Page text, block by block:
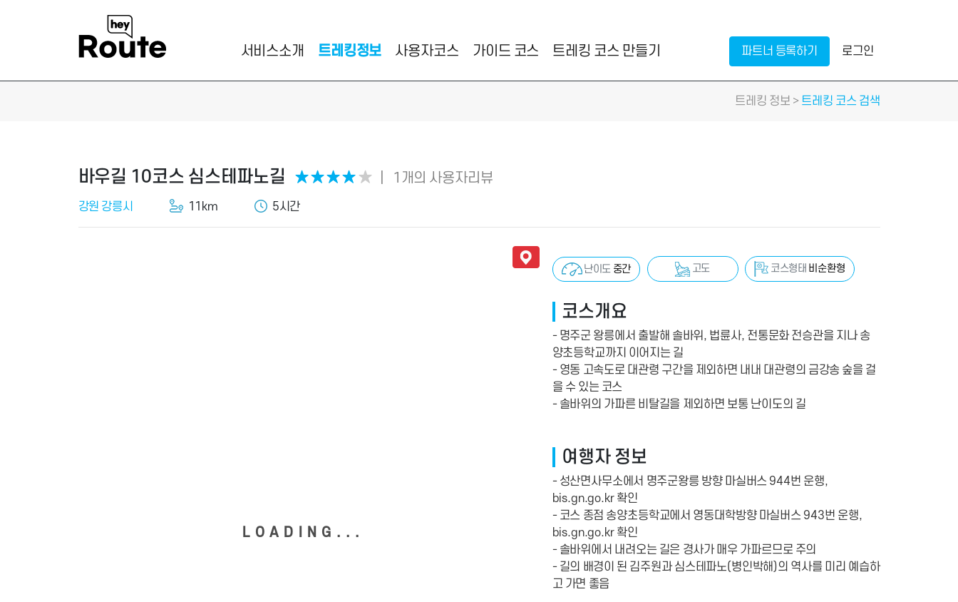
서비스소개 트레킹정보 사용자코스 가이드 코스 트레킹 코스 만들기 파트너 등록하기 로그인
트레킹 정보 > 트레킹 코스 검색
바우길 10코스 심스테파노길 ★★★★ ★ 1개의 사용자리뷰
강원 강릉시 11km 5시간
난이도 중간 고도 코스형태 비순환형
코스개요
- 명주군 왕릉에서 출발해 솔바위, 법륜사, 전통문화 전승관을 지나 송
양초등학교까지 이어지는 길
- 영동 고속도로 대관령 구간을 제외하면 내내 대관령의 금강송 숲을 걸
을 수 있는 코스
- 솔바위의 가파른 비탈길을 제외하면 보통 난이도의 길
여행자 정보
- 성산면사무소에서 명주군왕릉 방향 마실버스 944번 운행,
bis.gn.go.kr 확인
- 코스 종점 송양초등학교에서 영동대학방향 마실버스 943번 운행,
bis.gn.go.kr 확인
- 솔바위에서 내려오는 길은 경사가 매우 가파르므로 주의
- 길의 배경이 된 김주원과 심스테파노(병인박해)의 역사를 미리 예습하
고 가면 좋음
LOADING...